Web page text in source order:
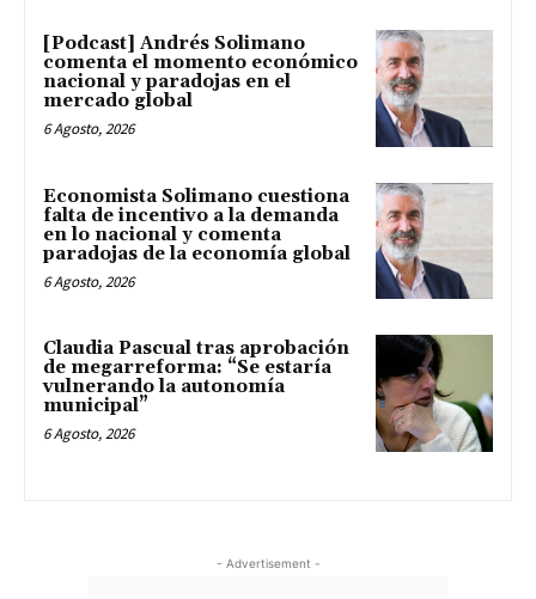
[Podcast] Andrés Solimano
comenta el momento económico
nacional y paradojas en el
mercado global
6 Agosto, 2026
Economista Solimano cuestiona
falta de incentivo a la demanda
en lo nacional y comenta
paradojas de la economía global
6 Agosto, 2026
Claudia Pascual tras aprobación
de megarreforma: “Se estaría
vulnerando la autonomía
municipal”
6 Agosto, 2026
- Advertisement -